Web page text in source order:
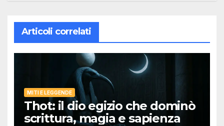
Articoli correlati
MITI E LEGGENDE
Thot: il dio egizio che dominò
scrittura, magia e sapienza